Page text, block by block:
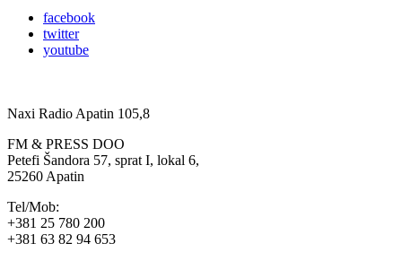
facebook
twitter
youtube
Naxi Radio Apatin 105,8
FM & PRESS DOO
Petefi Šandora 57, sprat I, lokal 6,
25260 Apatin
Tel/Mob:
+381 25 780 200
+381 63 82 94 653